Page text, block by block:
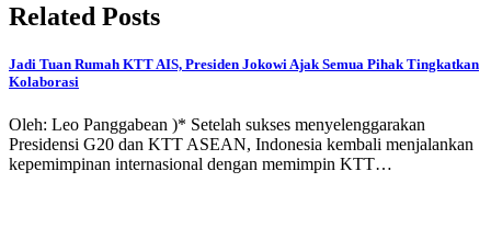
Related Posts
Jadi Tuan Rumah KTT AIS, Presiden Jokowi Ajak Semua Pihak Tingkatkan
Kolaborasi
Oleh: Leo Panggabean )* Setelah sukses menyelenggarakan
Presidensi G20 dan KTT ASEAN, Indonesia kembali menjalankan
kepemimpinan internasional dengan memimpin KTT…